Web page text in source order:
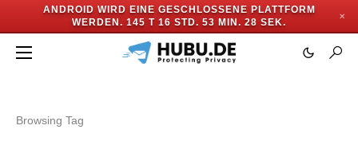
ANDROID WIRD EINE GESCHLOSSENE PLATTFORM
WERDEN. 145 T 16 STD. 53 MIN. 28 SEK.
✕
Browsing Tag